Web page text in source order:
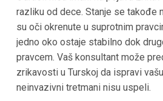
razliku od dece. Stanje se takođe
su oči okrenute u suprotnim
jedno oko ostaje stabilno dok
pravcem. Vaš konsultant može
zrikavosti u Turskoj da ispravi
neinvazivni tretmani nisu uspeli.